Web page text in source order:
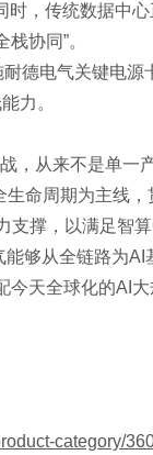
时，传统数据中
协同”。
德电气关键电源
力。
，从来不是单一
生命周期为主线，
支撑，以满足智
够从全链路为
今天全球化的AI
category/